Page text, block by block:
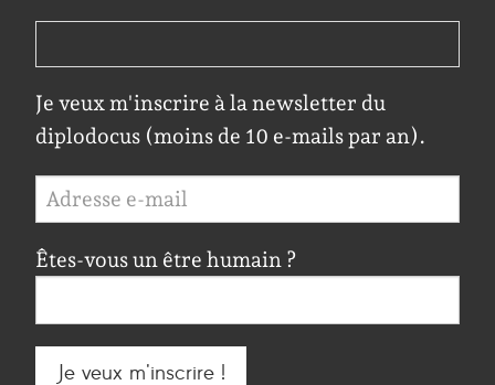
Je veux m'inscrire à la newsletter du
diplodocus (moins de 10 e-mails par an).
Êtes-vous un être humain ?